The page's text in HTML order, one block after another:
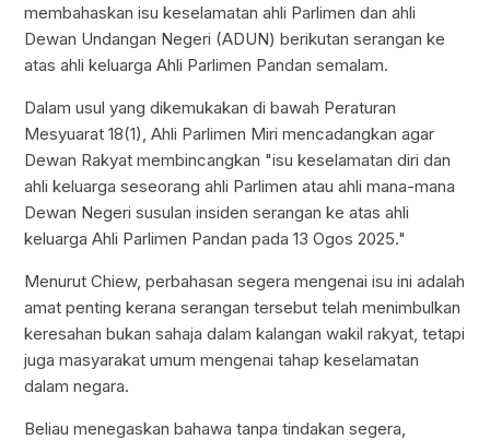
membahaskan isu keselamatan ahli Parlimen dan ahli
Dewan Undangan Negeri (ADUN) berikutan serangan ke
atas ahli keluarga Ahli Parlimen Pandan semalam.
Dalam usul yang dikemukakan di bawah Peraturan
Mesyuarat 18(1), Ahli Parlimen Miri mencadangkan agar
Dewan Rakyat membincangkan "isu keselamatan diri dan
ahli keluarga seseorang ahli Parlimen atau ahli mana-mana
Dewan Negeri susulan insiden serangan ke atas ahli
keluarga Ahli Parlimen Pandan pada 13 Ogos 2025."
Menurut Chiew, perbahasan segera mengenai isu ini adalah
amat penting kerana serangan tersebut telah menimbulkan
keresahan bukan sahaja dalam kalangan wakil rakyat, tetapi
juga masyarakat umum mengenai tahap keselamatan
dalam negara.
Beliau menegaskan bahawa tanpa tindakan segera,